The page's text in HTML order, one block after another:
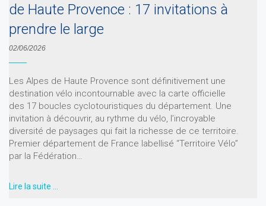
de Haute Provence : 17 invitations à
prendre le large
02/06/2026
Les Alpes de Haute Provence sont définitivement une
destination vélo incontournable avec la carte officielle
des 17 boucles cyclotouristiques du département. Une
invitation à découvrir, au rythme du vélo, l’incroyable
diversité de paysages qui fait la richesse de ce territoire.
Premier département de France labellisé “Territoire Vélo”
par la Fédération…
Lire la suite …